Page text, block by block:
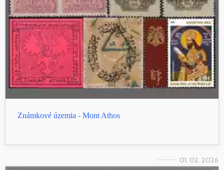
Známkové územia - Mont Athos
01. 02. 2026